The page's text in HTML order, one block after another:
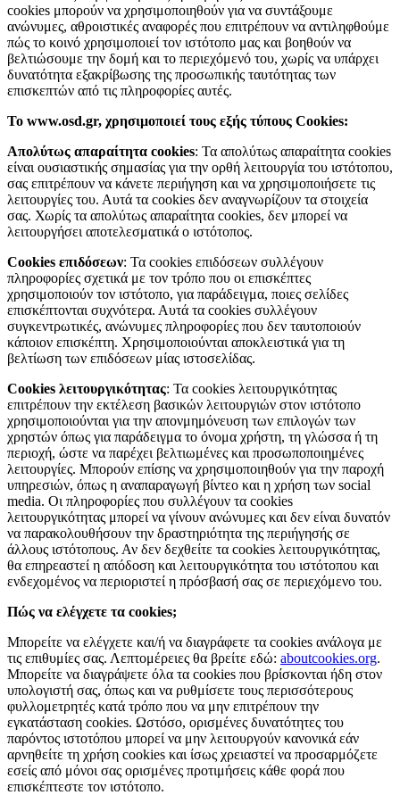
cookies μπορούν να χρησιμοποιηθούν για να συντάξουμε
ανώνυμες, αθροιστικές αναφορές που επιτρέπουν να αντιληφθούμε
πώς το κοινό χρησιμοποιεί τον ιστότοπο μας και βοηθούν να
βελτιώσουμε την δομή και το περιεχόμενό του, χωρίς να υπάρχει
δυνατότητα εξακρίβωσης της προσωπικής ταυτότητας των
επισκεπτών από τις πληροφορίες αυτές.
Το www.osd.gr, χρησιμοποιεί τους εξής τύπους Cookies:
Απολύτως απαραίτητα cookies: Τα απολύτως απαραίτητα cookies
είναι ουσιαστικής σημασίας για την ορθή λειτουργία του ιστότοπου,
σας επιτρέπουν να κάνετε περιήγηση και να χρησιμοποιήσετε τις
λειτουργίες του. Αυτά τα cookies δεν αναγνωρίζουν τα στοιχεία
σας. Χωρίς τα απολύτως απαραίτητα cookies, δεν μπορεί να
λειτουργήσει αποτελεσματικά ο ιστότοπος.
Cookies επιδόσεων: Τα cookies επιδόσεων συλλέγουν
πληροφορίες σχετικά με τον τρόπο που οι επισκέπτες
χρησιμοποιούν τον ιστότοπο, για παράδειγμα, ποιες σελίδες
επισκέπτονται συχνότερα. Αυτά τα cookies συλλέγουν
συγκεντρωτικές, ανώνυμες πληροφορίες που δεν ταυτοποιούν
κάποιον επισκέπτη. Χρησιμοποιούνται αποκλειστικά για τη
βελτίωση των επιδόσεων μίας ιστοσελίδας.
Cookies λειτουργικότητας: Τα cookies λειτουργικότητας
επιτρέπουν την εκτέλεση βασικών λειτουργιών στον ιστότοπο
χρησιμοποιούνται για την απονμημόνευση των επιλογών των
χρηστών όπως για παράδειγμα το όνομα χρήστη, τη γλώσσα ή τη
περιοχή, ώστε να παρέχει βελτιωμένες και προσωποποιημένες
λειτουργίες. Μπορούν επίσης να χρησιμοποιηθούν για την παροχή
υπηρεσιών, όπως η αναπαραγωγή βίντεο και η χρήση των social
media. Οι πληροφορίες που συλλέγουν τα cookies
λειτουργικότητας μπορεί να γίνουν ανώνυμες και δεν είναι δυνατόν
να παρακολουθήσουν την δραστηριότητα της περιήγησής σε
άλλους ιστότοπους. Αν δεν δεχθείτε τα cookies λειτουργικότητας,
θα επηρεαστεί η απόδοση και λειτουργικότητα του ιστότοπου και
ενδεχομένος να περιοριστεί η πρόσβασή σας σε περιεχόμενο του.
Πώς να ελέγχετε τα cookies;
Μπορείτε να ελέγχετε και/ή να διαγράφετε τα cookies ανάλογα με
τις επιθυμίες σας. Λεπτομέρειες θα βρείτε εδώ: aboutcookies.org.
Μπορείτε να διαγράψετε όλα τα cookies που βρίσκονται ήδη στον
υπολογιστή σας, όπως και να ρυθμίσετε τους περισσότερους
φυλλομετρητές κατά τρόπο που να μην επιτρέπουν την
εγκατάσταση cookies. Ωστόσο, ορισμένες δυνατότητες του
παρόντος ιστοτόπου μπορεί να μην λειτουργούν κανονικά εάν
αρνηθείτε τη χρήση cookies και ίσως χρειαστεί να προσαρμόζετε
εσείς από μόνοι σας ορισμένες προτιμήσεις κάθε φορά που
επισκέπτεστε τον ιστότοπο.